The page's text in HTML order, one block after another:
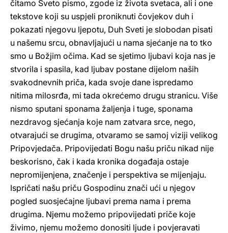
čitamo Sveto pismo, zgode iz života svetaca, ali i one
tekstove koji su uspjeli proniknuti čovjekov duh i
pokazati njegovu ljepotu, Duh Sveti je slobodan pisati
u našemu srcu, obnavljajući u nama sjećanje na to tko
smo u Božjim očima. Kad se sjetimo ljubavi koja nas je
stvorila i spasila, kad ljubav postane dijelom naših
svakodnevnih priča, kada svoje dane ispredamo
nitima milosrđa, mi tada okrećemo drugu stranicu. Više
nismo sputani sponama žaljenja i tuge, sponama
nezdravog sjećanja koje nam zatvara srce, nego,
otvarajući se drugima, otvaramo se samoj viziji velikog
Pripovjedača. Pripovijedati Bogu našu priču nikad nije
beskorisno, čak i kada kronika događaja ostaje
nepromijenjena, značenje i perspektiva se mijenjaju.
Ispričati našu priču Gospodinu znači ući u njegov
pogled suosjećajne ljubavi prema nama i prema
drugima. Njemu možemo pripovijedati priče koje
živimo, njemu možemo donositi ljude i povjeravati